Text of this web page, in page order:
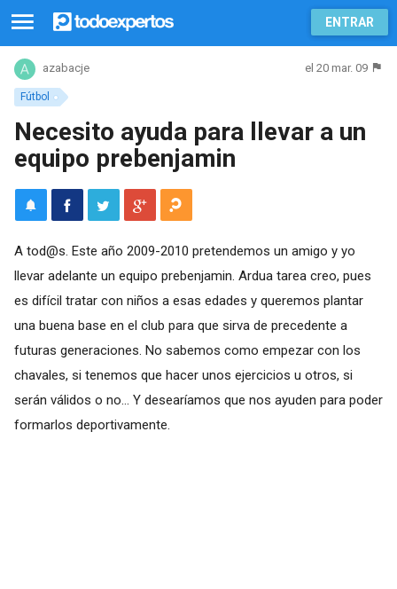
ENTRAR
Fútbol
azabacje el 20 mar. 09
Necesito ayuda para llevar a un
equipo prebenjamin
A tod@s. Este año 2009-2010 pretendemos un amigo y yo
llevar adelante un equipo prebenjamin. Ardua tarea creo, pues
es difícil tratar con niños a esas edades y queremos plantar
una buena base en el club para que sirva de precedente a
futuras generaciones. No sabemos como empezar con los
chavales, si tenemos que hacer unos ejercicios u otros, si
serán válidos o no... Y desearíamos que nos ayuden para poder
formarlos deportivamente.